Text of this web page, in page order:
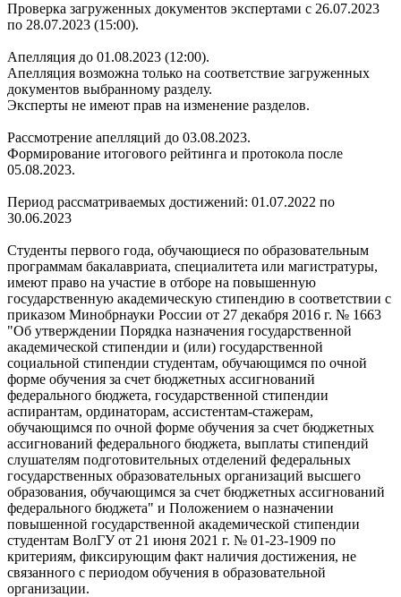
Проверка загруженных документов экспертами с 26.07.2023
по 28.07.2023 (15:00).
Апелляция до 01.08.2023 (12:00).
Апелляция возможна только на соответствие загруженных
документов выбранному разделу.
Эксперты не имеют прав на изменение разделов.
Рассмотрение апелляций до 03.08.2023.
Формирование итогового рейтинга и протокола после
05.08.2023.
Период рассматриваемых достижений: 01.07.2022 по
30.06.2023
Студенты первого года, обучающиеся по образовательным
программам бакалавриата, специалитета или магистратуры,
имеют право на участие в отборе на повышенную
государственную академическую стипендию в соответствии с
приказом Минобрнауки России от 27 декабря 2016 г. № 1663
"Об утверждении Порядка назначения государственной
академической стипендии и (или) государственной
социальной стипендии студентам, обучающимся по очной
форме обучения за счет бюджетных ассигнований
федерального бюджета, государственной стипендии
аспирантам, ординаторам, ассистентам-стажерам,
обучающимся по очной форме обучения за счет бюджетных
ассигнований федерального бюджета, выплаты стипендий
слушателям подготовительных отделений федеральных
государственных образовательных организаций высшего
образования, обучающимся за счет бюджетных ассигнований
федерального бюджета" и Положением о назначении
повышенной государственной академической стипендии
студентам ВолГУ от 21 июня 2021 г. № 01-23-1909 по
критериям, фиксирующим факт наличия достижения, не
связанного с периодом обучения в образовательной
организации.